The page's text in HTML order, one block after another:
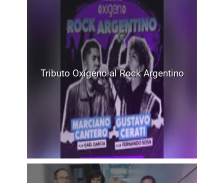
Tributo Oxígeno al Rock Argentino